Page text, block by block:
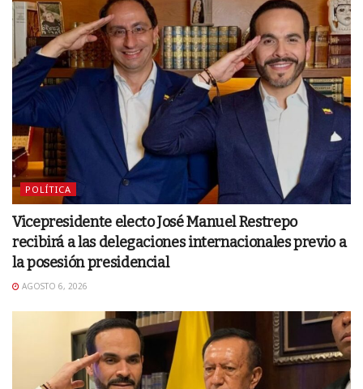
POLÍTICA
Vicepresidente electo José Manuel Restrepo
recibirá a las delegaciones internacionales previo a
la posesión presidencial
AGOSTO 6, 2026